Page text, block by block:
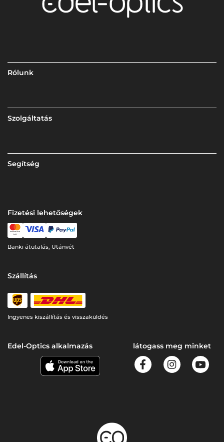
Rólunk
Szolgáltatás
Segítség
Fizetési lehetőségek
Banki átutalás, Utánvét
Szállítás
Ingyenes kiszállítás és visszaküldés
Edel-Optics alkalmazás látogass meg minket